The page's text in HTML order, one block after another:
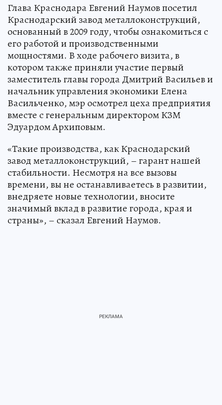
Глава Краснодара Евгений Наумов посетил
Краснодарский завод металлоконструкций,
основанный в 2009 году, чтобы ознакомиться с
его работой и производственными
мощностями. В ходе рабочего визита, в
котором также приняли участие первый
заместитель главы города Дмитрий Васильев и
начальник управления экономики Елена
Васильченко, мэр осмотрел цеха предприятия
вместе с генеральным директором КЗМ
Эдуардом Архиповым.
«Такие производства, как Краснодарский
завод металлоконструкций, – гарант нашей
стабильности. Несмотря на все вызовы
времени, вы не останавливаетесь в развитии,
внедряете новые технологии, вносите
значимый вклад в развитие города, края и
страны», – сказал Евгений Наумов.